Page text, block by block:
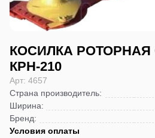
КОСИЛКА
КРН-210
Арт: 4657
Страна производитель:
Ширина:
Бренд:
Условия оплаты